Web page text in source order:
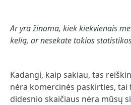
Ar yra žinoma, kiek kiekvienais
kelią, ar nesekate tokios
Kadangi, kaip sakiau, tas
nėra komercinės paskirties,
didesnio skaičiaus nėra mūsų